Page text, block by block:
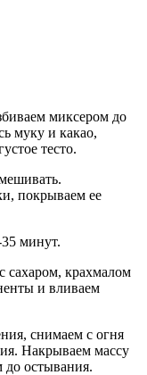
миксером до
муку и какао,
тесто.
покрываем ее
минут.
сахаром, крахмалом
и вливаем
снимаем с огня
Накрываем массу
до остывания.